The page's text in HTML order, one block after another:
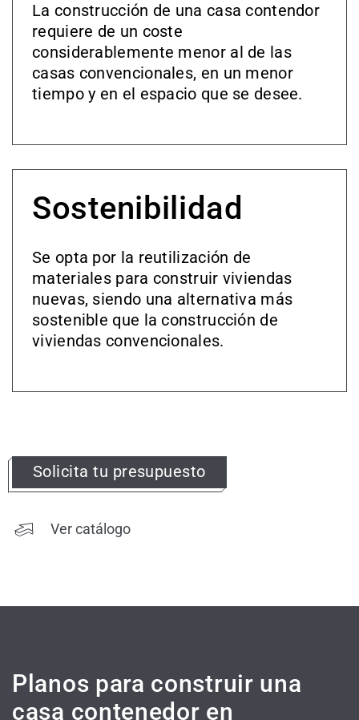
La construcción de una casa contendor
requiere de un coste
considerablemente menor al de las
casas convencionales, en un menor
tiempo y en el espacio que se desee.
Sostenibilidad
Se opta por la reutilización de
materiales para construir viviendas
nuevas, siendo una alternativa más
sostenible que la construcción de
viviendas convencionales.
Solicita tu presupuesto
Ver catálogo
Planos para construir una
casa contenedor en